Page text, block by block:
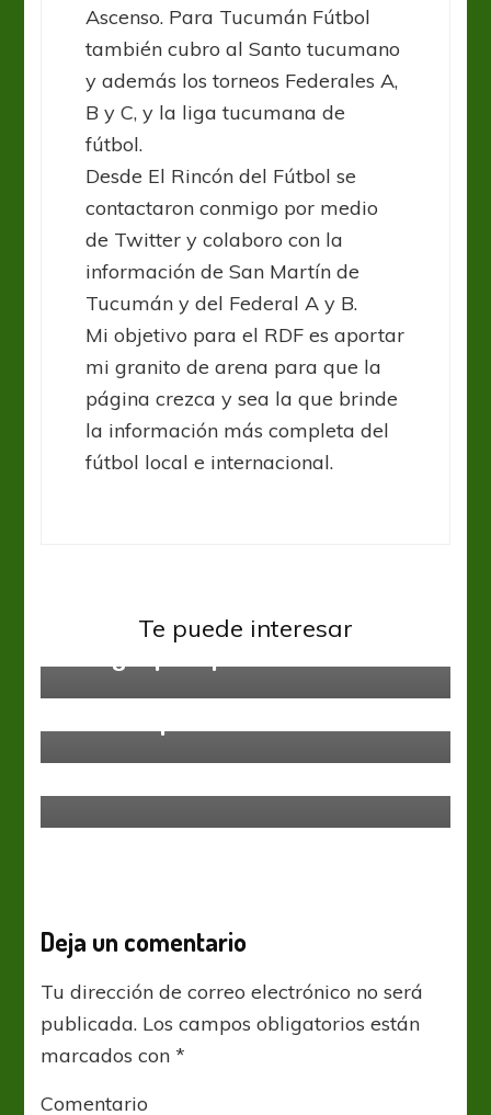
Ascenso. Para Tucumán Fútbol
también cubro al Santo tucumano
y además los torneos Federales A,
B y C, y la liga tucumana de
fútbol.
Desde El Rincón del Fútbol se
contactaron conmigo por medio
de Twitter y colaboro con la
información de San Martín de
Tucumán y del Federal A y B.
Mi objetivo para el RDF es aportar
mi granito de arena para que la
página crezca y sea la que brinde
la información más completa del
fútbol local e internacional.
Te puede interesar
Deja un comentario
Tu dirección de correo electrónico no será
publicada. Los campos obligatorios están
marcados con*
Comentario